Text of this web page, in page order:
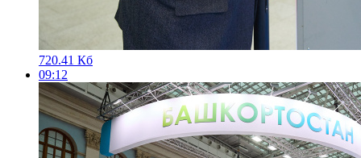
720.41 Кб
09:12